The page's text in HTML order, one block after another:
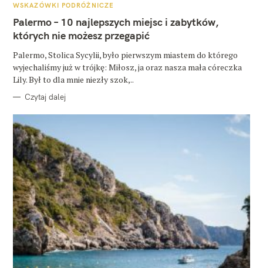
T
G
R
WSKAZÓWKI PODRÓŻNICZE
Palermo – 10 najlepszych miejsc i zabytków,
których nie możesz przegapić
Palermo, Stolica Sycylii, było pierwszym miastem do którego
wyjechaliśmy już w trójkę: Miłosz, ja oraz nasza mała córeczka
Lily. Był to dla mnie niezły szok,..
Czytaj dalej